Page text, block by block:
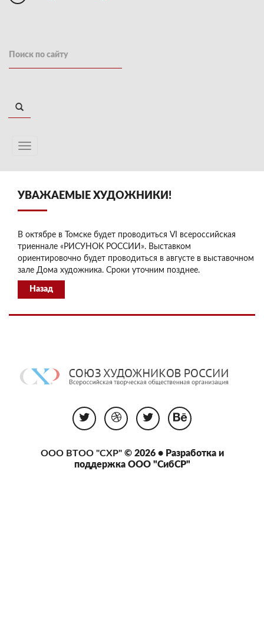
УВАЖАЕМЫЕ ХУДОЖНИКИ!
В октябре в Томске будет проводиться VI всероссийская
триеннале «РИСУНОК РОССИИ». Выставком
ориентировочно будет проводиться в августе в выставочном
зале Дома художника. Сроки уточним позднее.
Назад
ООО ВТОО "СХР"© 2026 • Разработка и
поддержка ООО "СибСР"